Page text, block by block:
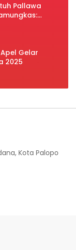
Pallawa
Jadi
Gelar
2025
Kota Palopo